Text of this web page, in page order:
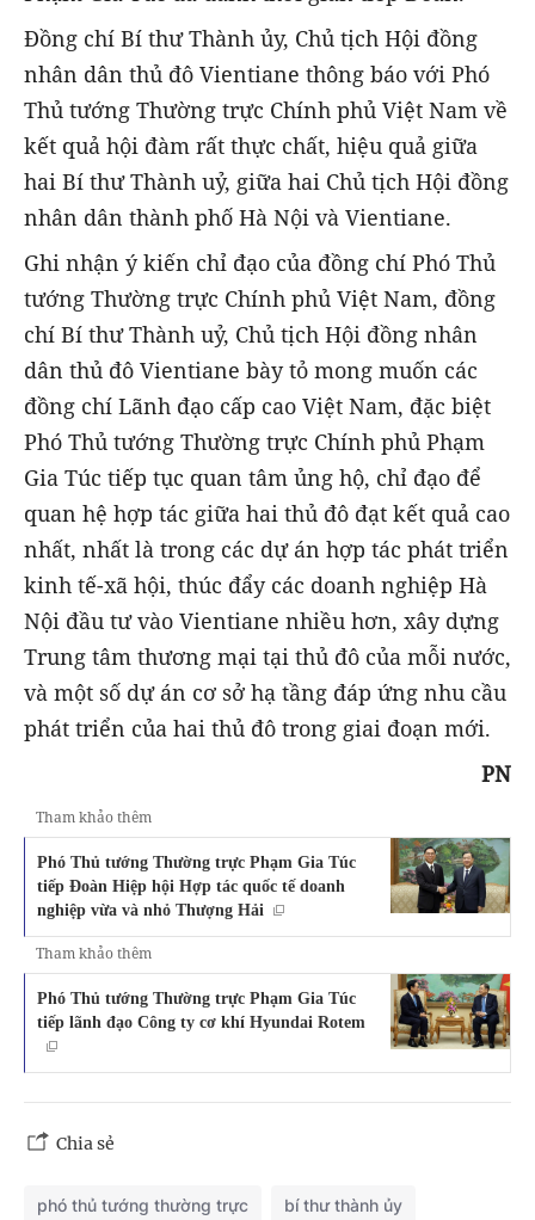
Đồng chí Bí thư Thành ủy, Chủ tịch Hội đồng
nhân dân thủ đô Vientiane thông báo với Phó
Thủ tướng Thường trực Chính phủ Việt Nam về
kết quả hội đàm rất thực chất, hiệu quả giữa
hai Bí thư Thành uỷ, giữa hai Chủ tịch Hội đồng
nhân dân thành phố Hà Nội và Vientiane.
Ghi nhận ý kiến chỉ đạo của đồng chí Phó Thủ
tướng Thường trực Chính phủ Việt Nam, đồng
chí Bí thư Thành uỷ, Chủ tịch Hội đồng nhân
dân thủ đô Vientiane bày tỏ mong muốn các
đồng chí Lãnh đạo cấp cao Việt Nam, đặc biệt
Phó Thủ tướng Thường trực Chính phủ Phạm
Gia Túc tiếp tục quan tâm ủng hộ, chỉ đạo để
quan hệ hợp tác giữa hai thủ đô đạt kết quả cao
nhất, nhất là trong các dự án hợp tác phát triển
kinh tế-xã hội, thúc đẩy các doanh nghiệp Hà
Nội đầu tư vào Vientiane nhiều hơn, xây dựng
Trung tâm thương mại tại thủ đô của mỗi nước,
và một số dự án cơ sở hạ tầng đáp ứng nhu cầu
phát triển của hai thủ đô trong giai đoạn mới.
PN
Tham khảo thêm
Phó Thủ tướng Thường trực Phạm Gia Túc
tiếp Đoàn Hiệp hội Hợp tác quốc tế doanh
nghiệp vừa và nhỏ Thượng Hải
Tham khảo thêm
Phó Thủ tướng Thường trực Phạm Gia Túc
tiếp lãnh đạo Công ty cơ khí Hyundai Rotem
Chia sẻ
phó thủ tướng thường trực bí thư thành ủy